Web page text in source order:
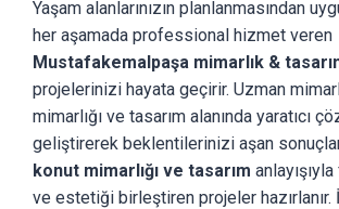
Yaşam alanlarınızın planlanmasından
her aşamada professional hizmet veren
Mustafakemalpaşa mimarlık &
projelerinizi hayata geçirir. Uzman
mimarlığı ve tasarım alanında yaratıcı
geliştirerek beklentilerinizi aşan
konut mimarlığı ve tasarım
ve estetiği birleştiren projeler hazırlanır.